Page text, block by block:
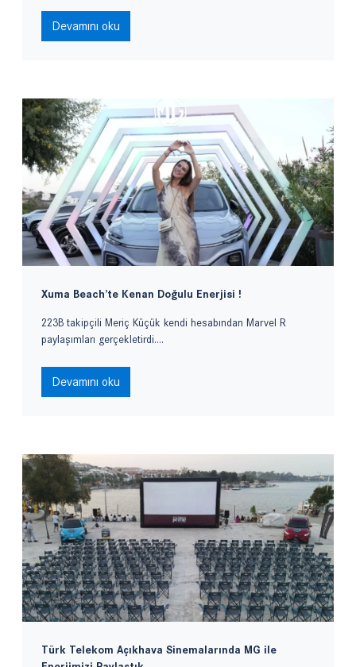
Devamını oku
Xuma Beach’te Kenan Doğulu Enerjisi !
223B takipçili Meriç Küçük kendi hesabından Marvel R
paylaşımları gerçekletirdi....
Devamını oku
Türk Telekom Açıkhava Sinemalarında MG ile